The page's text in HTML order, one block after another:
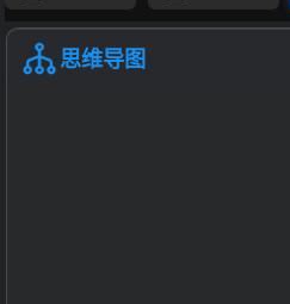
思维导图